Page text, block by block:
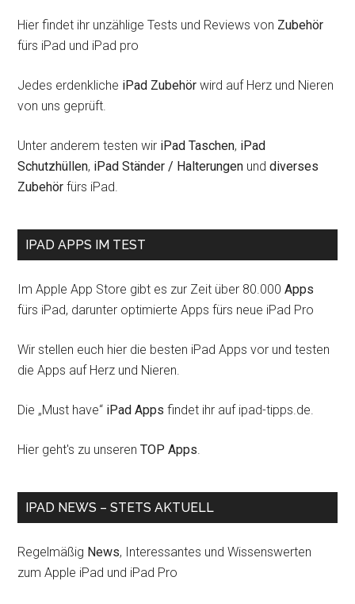
Hier findet ihr unzählige Tests und Reviews von Zubehör
fürs iPad und iPad pro
Jedes erdenkliche iPad Zubehör wird auf Herz und Nieren
von uns geprüft.
Unter anderem testen wir iPad Taschen, iPad
Schutzhüllen, iPad Ständer / Halterungen unddiverses
Zubehör fürs iPad.
IPAD APPS IM TEST
Im Apple App Store gibt es zur Zeit über 80.000Apps
fürs iPad, darunter optimierte Apps fürs neue iPad Pro
Wir stellen euch hier die besten iPad Apps vor und testen
die Apps auf Herz und Nieren.
Die „Must have“ iPad Apps findet ihr auf ipad-tipps.de.
Hier geht's zu unserenTOP Apps.
IPAD NEWS – STETS AKTUELL
Regelmäßig News, Interessantes und Wissenswerten
zum Apple iPad und iPad Pro